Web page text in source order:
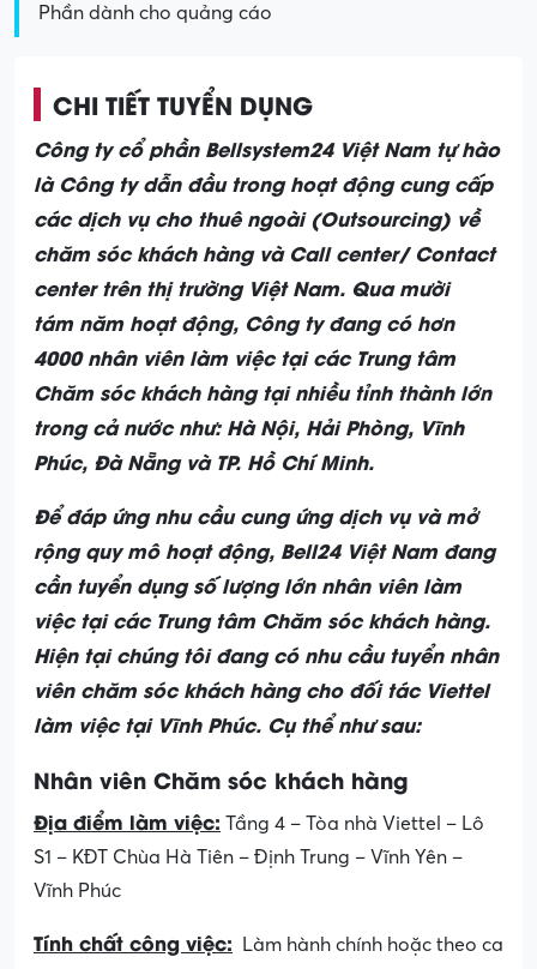
Phần dành cho quảng cáo
CHI TIẾT TUYỂN DỤNG
Công ty cổ phần Bellsystem24 Việt Nam tự hào
là Công ty dẫn đầu trong hoạt động cung cấp
các dịch vụ cho thuê ngoài (Outsourcing) về
chăm sóc khách hàng và Call center/ Contact
center trên thị trường Việt Nam. Qua mười
tám năm hoạt động, Công ty đang có hơn
4000 nhân viên làm việc tại các Trung tâm
Chăm sóc khách hàng tại nhiều tỉnh thành lớn
trong cả nước như: Hà Nội, Hải Phòng, Vĩnh
Phúc, Đà Nẵng và TP. Hồ Chí Minh.
Để đáp ứng nhu cầu cung ứng dịch vụ và mở
rộng quy mô hoạt động, Bell24 Việt Nam đang
cần tuyển dụng số lượng lớn nhân viên làm
việc tại các Trung tâm Chăm sóc khách hàng.
Hiện tại chúng tôi đang có nhu cầu tuyển nhân
viên chăm sóc khách hàng cho đối tác Viettel
làm việc tại Vĩnh Phúc. Cụ thể như sau:
Nhân viên Chăm sóc khách hàng
Địa điểm làm việc: Tầng 4 – Tòa nhà Viettel – Lô
S1 – KĐT Chùa Hà Tiên – Định Trung – Vĩnh Yên –
Vĩnh Phúc
Tính chất công việc: Làm hành chính hoặc theo ca